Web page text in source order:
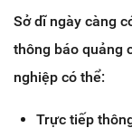
Sở dĩ ngày càng
thông báo quảng
nghiệp có thể:
Trực tiếp